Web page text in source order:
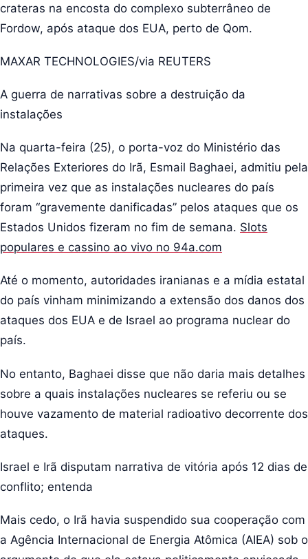
crateras na encosta do complexo subterrâneo de
Fordow, após ataque dos EUA, perto de Qom.
MAXAR TECHNOLOGIES/via REUTERS
A guerra de narrativas sobre a destruição da
instalações
Na quarta-feira (25), o porta-voz do Ministério das
Relações Exteriores do Irã, Esmail Baghaei, admitiu pela
primeira vez que as instalações nucleares do país
foram “gravemente danificadas” pelos ataques que os
Estados Unidos fizeram no fim de semana. Slots
populares e cassino ao vivo no 94a.com
Até o momento, autoridades iranianas e a mídia estatal
do país vinham minimizando a extensão dos danos dos
ataques dos EUA e de Israel ao programa nuclear do
país.
No entanto, Baghaei disse que não daria mais detalhes
sobre a quais instalações nucleares se referiu ou se
houve vazamento de material radioativo decorrente dos
ataques.
Israel e Irã disputam narrativa de vitória após 12 dias de
conflito; entenda
Mais cedo, o Irã havia suspendido sua cooperação com
a Agência Internacional de Energia Atômica (AIEA) sob o